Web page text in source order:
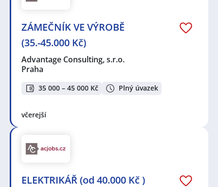
ZÁMEČNÍK VE VÝROBĚ
(35.-45.000 Kč)
Advantage Consulting, s.r.o.
Praha
35 000 – 45 000 Kč Plný úvazek
včerejší
ELEKTRIKÁŘ (od 40.000 Kč )